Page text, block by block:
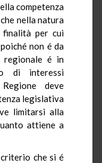
competenza
nella natura
finalità per cui
non é da
regionale é in
di interessi
deve
legislativa
limitarsi alla
attiene a
che si é